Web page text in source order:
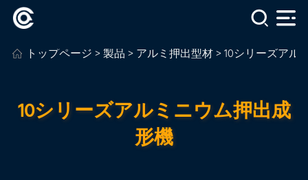
トップページ>製品>アルミ押出型材> 10シリーズアル
10シリーズアルミニウム押出成
形機